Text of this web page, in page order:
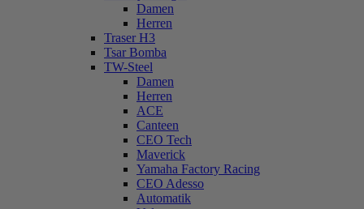
Damen
Herren
Traser H3
Tsar Bomba
TW-Steel
Damen
Herren
ACE
Canteen
CEO Tech
Maverick
Yamaha Factory Racing
CEO Adesso
Automatik